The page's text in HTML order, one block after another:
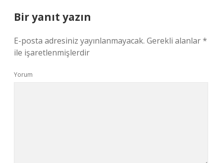
Bir yanıt yazın
E-posta adresiniz yayınlanmayacak. Gerekli alanlar*
ile işaretlenmişlerdir
Yorum